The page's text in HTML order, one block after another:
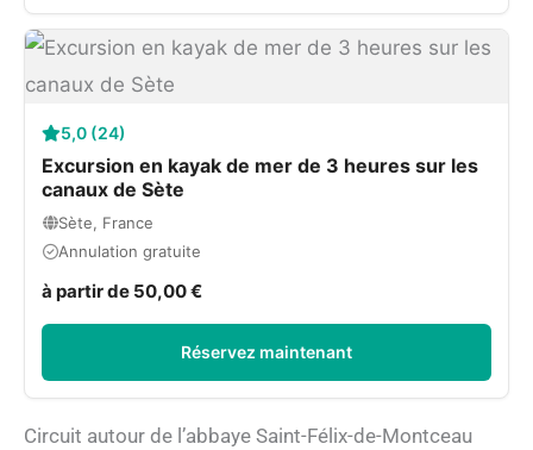
5,0 (24)
Excursion en kayak de mer de 3 heures sur les
canaux de Sète
Sète, France
Annulation gratuite
à partir de 50,00 €
Réservez maintenant
Circuit autour de l’abbaye Saint-Félix-de-Montceau